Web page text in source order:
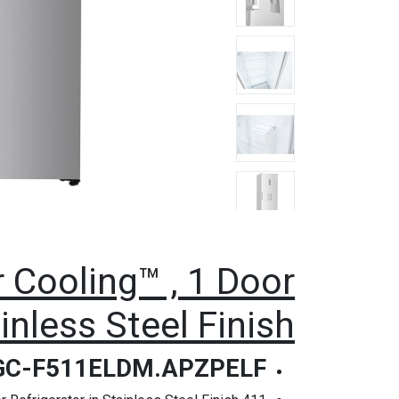
Cooling™ , 1 Door
Steel Finish
F511ELDM.APZPELF